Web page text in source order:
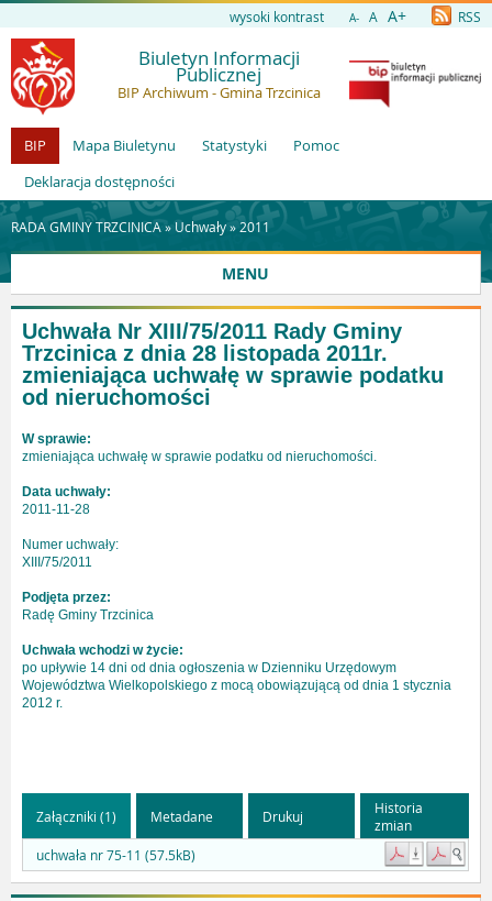
wysoki kontrast A- A A+ RSS
Biuletyn Informacji
Publicznej
BIP Archiwum - Gmina Trzcinica
BIP Mapa Biuletynu Statystyki
Pomoc
Deklaracja dostępności
RADA GMINY TRZCINICA » Uchwały»2011
MENU
Uchwała Nr XIII/75/2011 Rady Gminy
Trzcinica z dnia 28 listopada 2011r.
zmieniająca uchwałę w sprawie podatku
od nieruchomości
W sprawie:
zmieniająca uchwałę w sprawie podatku od nieruchomości.
Data uchwały:
2011-11-28
Numer uchwały:
XIII/75/2011
Podjęta przez:
Radę Gminy Trzcinica
Uchwała wchodzi w życie:
po upływie 14 dni od dnia ogłoszenia w Dzienniku Urzędowym
Województwa Wielkopolskiego z mocą obowiązującą od dnia 1 stycznia
2012 r.
Załączniki (1) Metadane Drukuj
Historia
zmian
uchwała nr 75-11 (57.5kB)